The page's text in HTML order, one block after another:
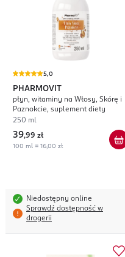
5,0
PHARMOVIT
płyn, witaminy na Włosy, Skórę i
Paznokcie, suplement diety
250 ml
39,99 zł
100 ml = 16,00 zł
Niedostępny online
Sprawdź dostępność w
drogerii